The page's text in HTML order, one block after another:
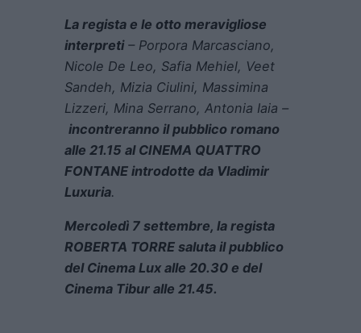
La regista e le otto meravigliose
interpreti– Porpora Marcasciano,
Nicole De Leo, Safia Mehiel, Veet
Sandeh, Mizia Ciulini, Massimina
Lizzeri, Mina Serrano, Antonia Iaia –
incontreranno il pubblico romano
alle 21.15 al CINEMA QUATTRO
FONTANE introdotte da Vladimir
Luxuria.
Mercoledì 7 settembre, la regista
ROBERTA TORRE saluta il pubblico
del Cinema Lux alle 20.30 e del
Cinema Tibur alle 21.45.